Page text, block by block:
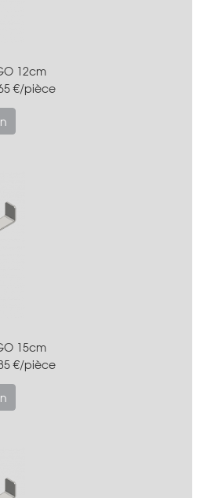
12cm
€/pièce
15cm
€/pièce